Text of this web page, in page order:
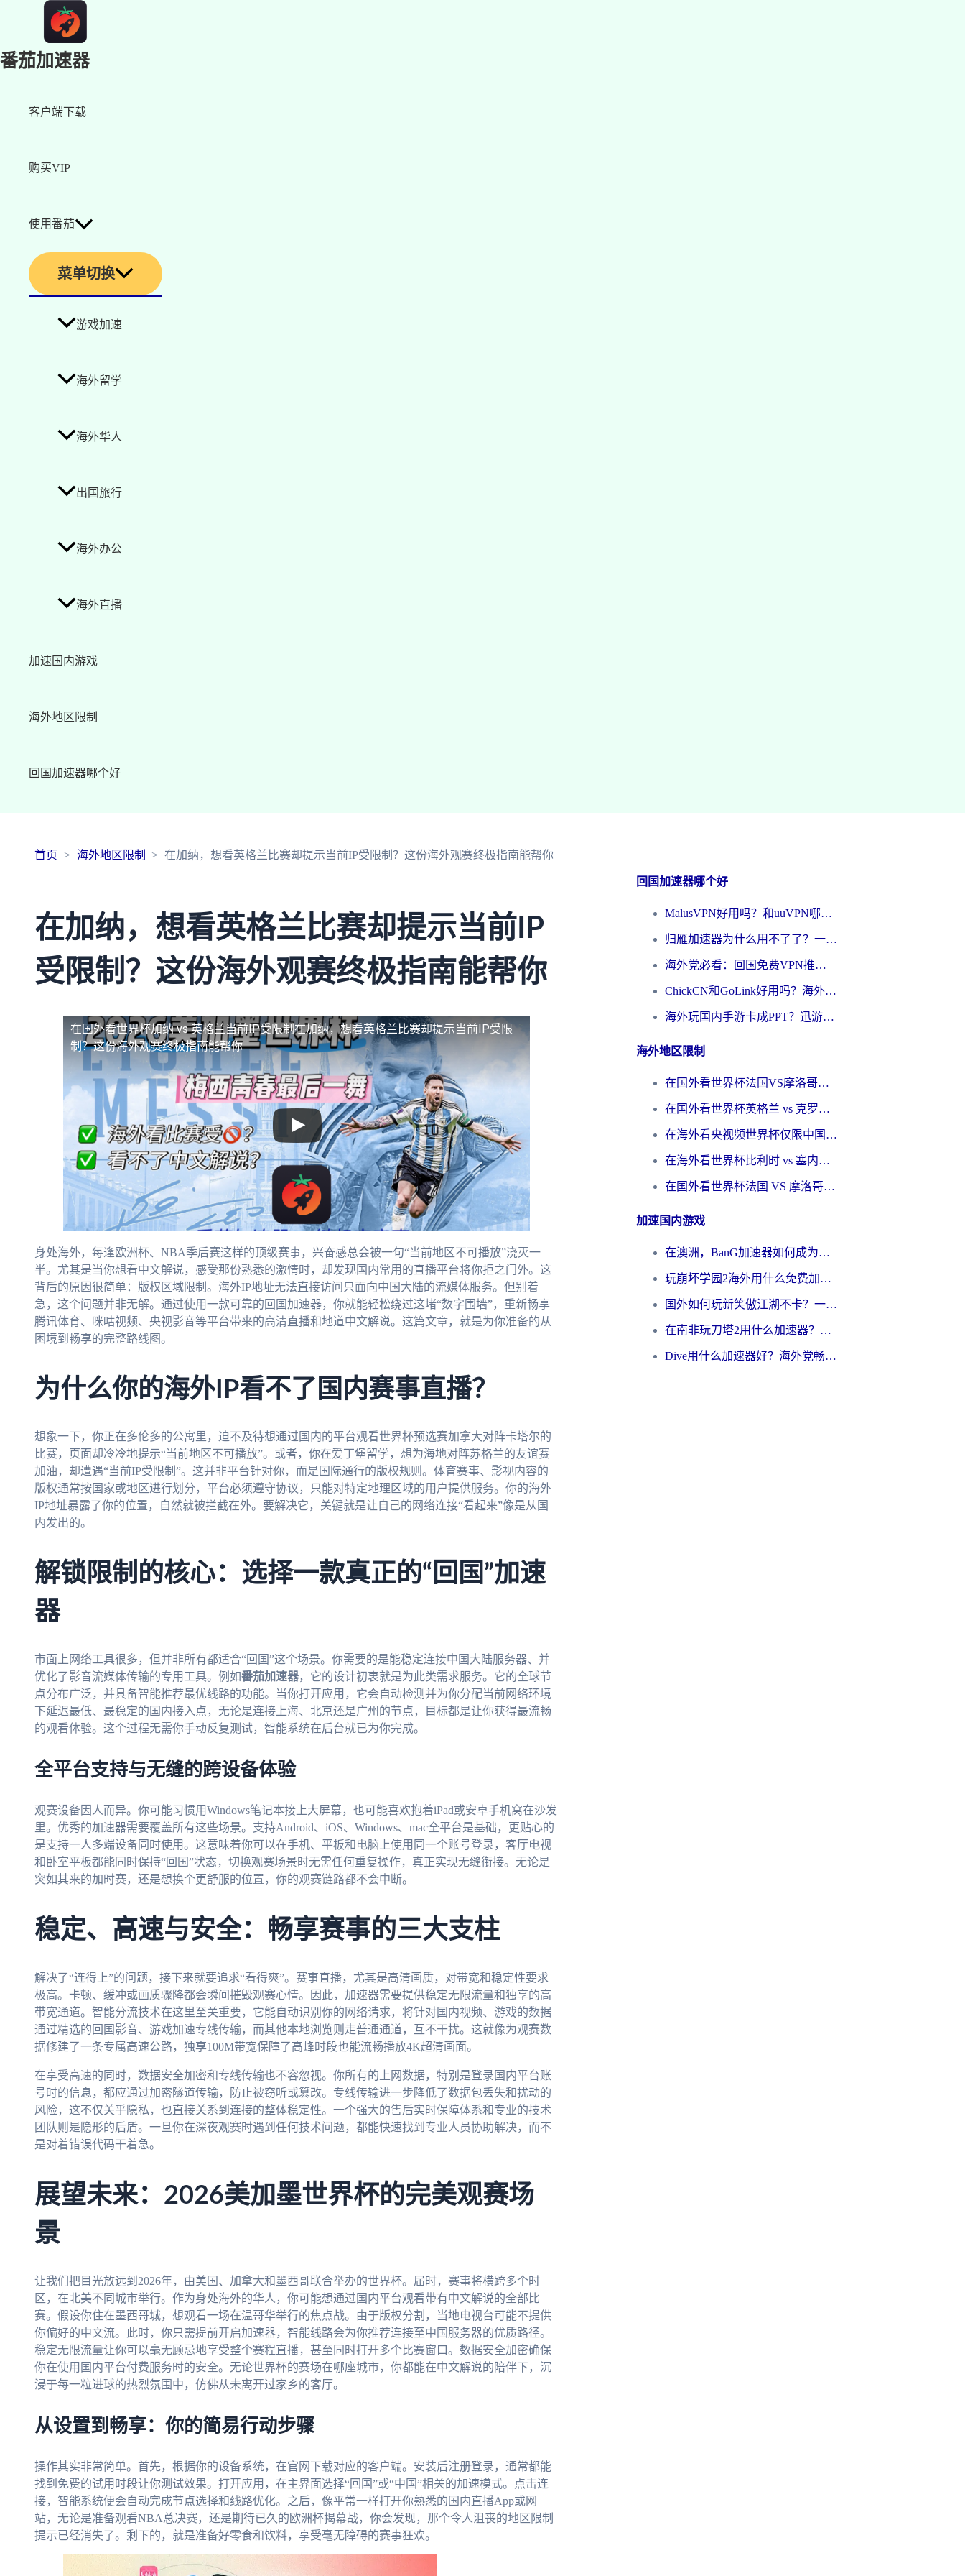
番茄加速器
客户端下载
购买VIP
使用番茄
菜单切换
游戏加速
海外留学
海外华人
出国旅行
海外办公
海外直播
加速国内游戏
海外地区限制
回国加速器哪个好
首页 海外地区限制 在加纳，想看英格兰比赛却提示当前IP受限制？这份海外观赛终极指南能帮你
在加纳，想看英格兰比赛却提示当前IP
受限制？这份海外观赛终极指南能帮你
在国外看世界杯加纳 vs 英格兰当前IP受限制在加纳，想看英格兰比赛却提示当前IP受限
制？这份海外观赛终极指南能帮你
身处海外，每逢欧洲杯、NBA季后赛这样的顶级赛事，兴奋感总会被一句“当前地区不可播放”浇灭一
半。尤其是当你想看中文解说，感受那份熟悉的激情时，却发现国内常用的直播平台将你拒之门外。这
背后的原因很简单：版权区域限制。海外IP地址无法直接访问只面向中国大陆的流媒体服务。但别着
急，这个问题并非无解。通过使用一款可靠的回国加速器，你就能轻松绕过这堵“数字围墙”，重新畅享
腾讯体育、咪咕视频、央视影音等平台带来的高清直播和地道中文解说。这篇文章，就是为你准备的从
困境到畅享的完整路线图。
为什么你的海外IP看不了国内赛事直播？
想象一下，你正在多伦多的公寓里，迫不及待想通过国内的平台观看世界杯预选赛加拿大对阵卡塔尔的
比赛，页面却冷冷地提示“当前地区不可播放”。或者，你在爱丁堡留学，想为海地对阵苏格兰的友谊赛
加油，却遭遇“当前IP受限制”。这并非平台针对你，而是国际通行的版权规则。体育赛事、影视内容的
版权通常按国家或地区进行划分，平台必须遵守协议，只能对特定地理区域的用户提供服务。你的海外
IP地址暴露了你的位置，自然就被拦截在外。要解决它，关键就是让自己的网络连接“看起来”像是从国
内发出的。
解锁限制的核心：选择一款真正的“回国”加速
器
市面上网络工具很多，但并非所有都适合“回国”这个场景。你需要的是能稳定连接中国大陆服务器、并
优化了影音流媒体传输的专用工具。例如番茄加速器，它的设计初衷就是为此类需求服务。它的全球节
点分布广泛，并具备智能推荐最优线路的功能。当你打开应用，它会自动检测并为你分配当前网络环境
下延迟最低、最稳定的国内接入点，无论是连接上海、北京还是广州的节点，目标都是让你获得最流畅
的观看体验。这个过程无需你手动反复测试，智能系统在后台就已为你完成。
全平台支持与无缝的跨设备体验
观赛设备因人而异。你可能习惯用Windows笔记本接上大屏幕，也可能喜欢抱着iPad或安卓手机窝在沙发
里。优秀的加速器需要覆盖所有这些场景。支持Android、iOS、Windows、mac全平台是基础，更贴心的
是支持一人多端设备同时使用。这意味着你可以在手机、平板和电脑上使用同一个账号登录，客厅电视
和卧室平板都能同时保持“回国”状态，切换观赛场景时无需任何重复操作，真正实现无缝衔接。无论是
突如其来的加时赛，还是想换个更舒服的位置，你的观赛链路都不会中断。
稳定、高速与安全：畅享赛事的三大支柱
解决了“连得上”的问题，接下来就要追求“看得爽”。赛事直播，尤其是高清画质，对带宽和稳定性要求
极高。卡顿、缓冲或画质骤降都会瞬间摧毁观赛心情。因此，加速器需要提供稳定无限流量和独享的高
带宽通道。智能分流技术在这里至关重要，它能自动识别你的网络请求，将针对国内视频、游戏的数据
通过精选的回国影音、游戏加速专线传输，而其他本地浏览则走普通通道，互不干扰。这就像为观赛数
据修建了一条专属高速公路，独享100M带宽保障了高峰时段也能流畅播放4K超清画面。
在享受高速的同时，数据安全加密和专线传输也不容忽视。你所有的上网数据，特别是登录国内平台账
号时的信息，都应通过加密隧道传输，防止被窃听或篡改。专线传输进一步降低了数据包丢失和扰动的
风险，这不仅关乎隐私，也直接关系到连接的整体稳定性。一个强大的售后实时保障体系和专业的技术
团队则是隐形的后盾。一旦你在深夜观赛时遇到任何技术问题，都能快速找到专业人员协助解决，而不
是对着错误代码干着急。
展望未来：2026美加墨世界杯的完美观赛场
景
让我们把目光放远到2026年，由美国、加拿大和墨西哥联合举办的世界杯。届时，赛事将横跨多个时
区，在北美不同城市举行。作为身处海外的华人，你可能想通过国内平台观看带有中文解说的全部比
赛。假设你住在墨西哥城，想观看一场在温哥华举行的焦点战。由于版权分割，当地电视台可能不提供
你偏好的中文流。此时，你只需提前开启加速器，智能线路会为你推荐连接至中国服务器的优质路径。
稳定无限流量让你可以毫无顾忌地享受整个赛程直播，甚至同时打开多个比赛窗口。数据安全加密确保
你在使用国内平台付费服务时的安全。无论世界杯的赛场在哪座城市，你都能在中文解说的陪伴下，沉
浸于每一粒进球的热烈氛围中，仿佛从未离开过家乡的客厅。
从设置到畅享：你的简易行动步骤
操作其实非常简单。首先，根据你的设备系统，在官网下载对应的客户端。安装后注册登录，通常都能
找到免费的试用时段让你测试效果。打开应用，在主界面选择“回国”或“中国”相关的加速模式。点击连
接，智能系统便会自动完成节点选择和线路优化。之后，像平常一样打开你熟悉的国内直播App或网
站，无论是准备观看NBA总决赛，还是期待已久的欧洲杯揭幕战，你会发现，那个令人沮丧的地区限制
提示已经消失了。剩下的，就是准备好零食和饮料，享受毫无障碍的赛事狂欢。
回国加速器哪个好
MalusVPN好用吗？和uuVPN哪个好？海外党无缝访问国内资源的真实对比与选择指南
归雁加速器为什么用不了了？一位海外游子的真实困惑与技术解答
海外党必看：回国免费VPN推荐？别踩坑！教你选对加速器无缝刷国内资源
ChickCN和GoLink好用吗？海外党如何选对回国加速器
海外玩国内手游卡成PPT？迅游和奇游手游哪个好？一篇讲透回国加速器怎么选
海外地区限制
在国外看世界杯法国VS摩洛哥地区限制？这篇指南让你流畅看中文解说无压力
在国外看世界杯英格兰 vs 克罗地亚当前地区不可播放？这篇指南帮你搞定所有海外观赛难题
在海外看央视频世界杯仅限中国大陆？这篇指南帮你解锁中文解说+无卡顿直播
在海外看世界杯比利时 vs 塞内加尔仅限中国大陆？我找到了最流畅的中文解说之路
在国外看世界杯法国 VS 摩洛哥仅限中国大陆？海外党这样看中文解说赛事不卡顿
加速国内游戏
在澳洲，BanG加速器如何成为你国服游戏的“时光机”？
玩崩坏学园2海外用什么免费加速器好？2026海外党亲测国服游戏加速指南
国外如何玩新笑傲江湖不卡？一份给海外游子的终极网络指南
在南非玩刀塔2用什么加速器？一份给海外游子的终极生存指南
Dive用什么加速器好？海外党畅玩国服游戏的终极避坑指南